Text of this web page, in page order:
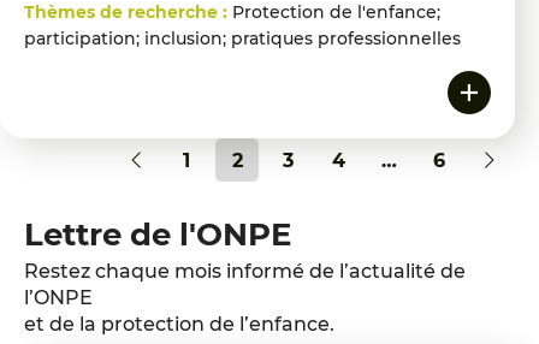
Thèmes de recherche : Protection de l'enfance;
participation; inclusion; pratiques professionnelles
1 2 3 4 … 6
Lettre de l'ONPE
Restez chaque mois informé de l’actualité de
l’ONPE
et de la protection de l’enfance.